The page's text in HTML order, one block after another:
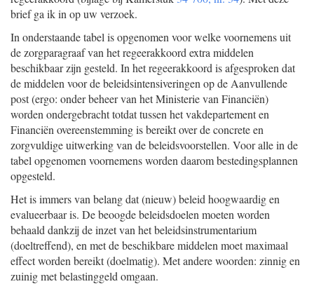
brief ga ik in op uw verzoek.
In onderstaande tabel is opgenomen voor welke voornemens uit
de zorgparagraaf van het regeerakkoord extra middelen
beschikbaar zijn gesteld. In het regeerakkoord is afgesproken dat
de middelen voor de beleidsintensiveringen op de Aanvullende
post (ergo: onder beheer van het Ministerie van Financiën)
worden ondergebracht totdat tussen het vakdepartement en
Financiën overeenstemming is bereikt over de concrete en
zorgvuldige uitwerking van de beleidsvoorstellen. Voor alle in de
tabel opgenomen voornemens worden daarom bestedingsplannen
opgesteld.
Het is immers van belang dat (nieuw) beleid hoogwaardig en
evalueerbaar is. De beoogde beleidsdoelen moeten worden
behaald dankzij de inzet van het beleidsinstrumentarium
(doeltreffend), en met de beschikbare middelen moet maximaal
effect worden bereikt (doelmatig). Met andere woorden: zinnig en
zuinig met belastinggeld omgaan.